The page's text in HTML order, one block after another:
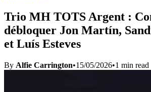
Trio MH TOTS Argent :
débloquer Jon Martín,
et Luís Esteves
By Alfie Carrington•15/05/2026•1 min read